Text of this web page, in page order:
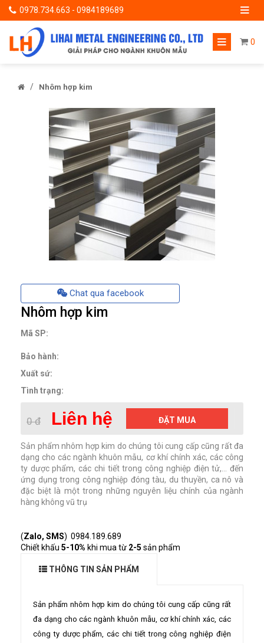
0978.734.663 - 0984189689
0
/ Nhôm hợp kim
Chat qua facebook
Nhôm hợp kim
Mã SP:
Bảo hành:
Xuất sứ:
Tình trạng:
0 đ Liên hệ ĐẶT MUA
Sản phẩm nhôm hợp kim do chúng tôi cung cấp cũng rất đa
dạng cho các ngành khuôn mẫu, cơ khí chính xác, các công
ty dược phẩm, các chi tiết trong công nghiệp điện tử,... đến
ứng dụng trong công nghiệp đóng tàu, du thuyền, ca nô và
đặc biệt là một trong những nguyên liệu chính của ngành
hàng không vũ trụ
(Zalo, SMS) 0984.189.689
Chiết khấu 5-10% khi mua từ 2-5 sản phẩm
THÔNG TIN SẢN PHẨM
Sản phẩm nhôm hợp kim do chúng tôi cung cấp cũng rất
đa dạng cho các ngành khuôn mẫu, cơ khí chính xác, các
công ty dược phẩm, các chi tiết trong công nghiệp điện